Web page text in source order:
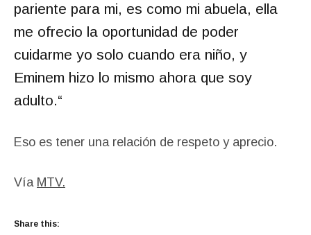
pariente para mi, es como mi abuela, ella
me ofrecio la oportunidad de poder
cuidarme yo solo cuando era niño, y
Eminem hizo lo mismo ahora que soy
adulto.“
Eso es tener una relación de respeto y aprecio.
Vía MTV.
Share this: